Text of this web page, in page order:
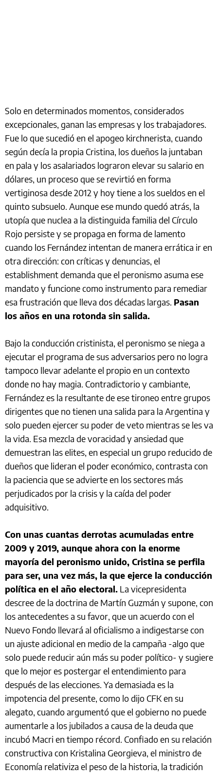
Solo en determinados momentos, considerados
excepcionales, ganan las empresas y los trabajadores.
Fue lo que sucedió en el apogeo kirchnerista, cuando
según decía la propia Cristina, los dueños la juntaban
en pala y los asalariados lograron elevar su salario en
dólares, un proceso que se revirtió en forma
vertiginosa desde 2012 y hoy tiene a los sueldos en el
quinto subsuelo. Aunque ese mundo quedó atrás, la
utopía que nuclea a la distinguida familia del Círculo
Rojo persiste y se propaga en forma de lamento
cuando los Fernández intentan de manera errática ir en
otra dirección: con críticas y denuncias, el
establishment demanda que el peronismo asuma ese
mandato y funcione como instrumento para remediar
esa frustración que lleva dos décadas largas. Pasan
los años en una rotonda sin salida.
Bajo la conducción cristinista, el peronismo se niega a
ejecutar el programa de sus adversarios pero no logra
tampoco llevar adelante el propio en un contexto
donde no hay magia. Contradictorio y cambiante,
Fernández es la resultante de ese tironeo entre grupos
dirigentes que no tienen una salida para la Argentina y
solo pueden ejercer su poder de veto mientras se les va
la vida. Esa mezcla de voracidad y ansiedad que
demuestran las elites, en especial un grupo reducido de
dueños que lideran el poder económico, contrasta con
la paciencia que se advierte en los sectores más
perjudicados por la crisis y la caída del poder
adquisitivo.
Con unas cuantas derrotas acumuladas entre
2009 y 2019, aunque ahora con la enorme
mayoría del peronismo unido, Cristina se perfila
para ser, una vez más, la que ejerce la conducción
política en el año electoral. La vicepresidenta
descree de la doctrina de Martín Guzmán y supone, con
los antecedentes a su favor, que un acuerdo con el
Nuevo Fondo llevará al oficialismo a indigestarse con
un ajuste adicional en medio de la campaña -algo que
solo puede reducir aún más su poder político- y sugiere
que lo mejor es postergar el entendimiento para
después de las elecciones. Ya demasiada es la
impotencia del presente, como lo dijo CFK en su
alegato, cuando argumentó que el gobierno no puede
aumentarle a los jubilados a causa de la deuda que
incubó Macri en tiempo récord. Confiado en su relación
constructiva con Kristalina Georgieva, el ministro de
Economía relativiza el peso de la historia, la tradición